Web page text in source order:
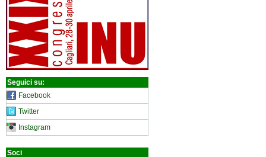
Seguici su:
Facebook
Twitter
Instagram
Soci